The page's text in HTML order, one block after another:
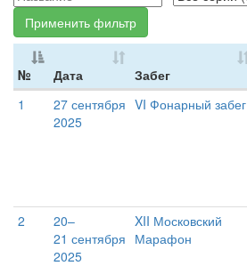
Применить фильтр
№ Дата Забег
1
27 сентября
2025
VI Фонарный забег
2
20–
21 сентября
2025
XII Московский
Марафон